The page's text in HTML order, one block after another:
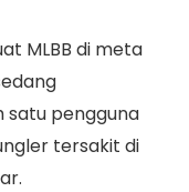
MLBB di meta
satu pengguna
tersakit di